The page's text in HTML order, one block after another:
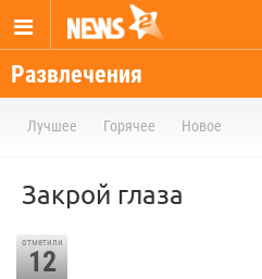
Развлечения
Лучшее Горячее Новое
Закрой глаза
отметили
12